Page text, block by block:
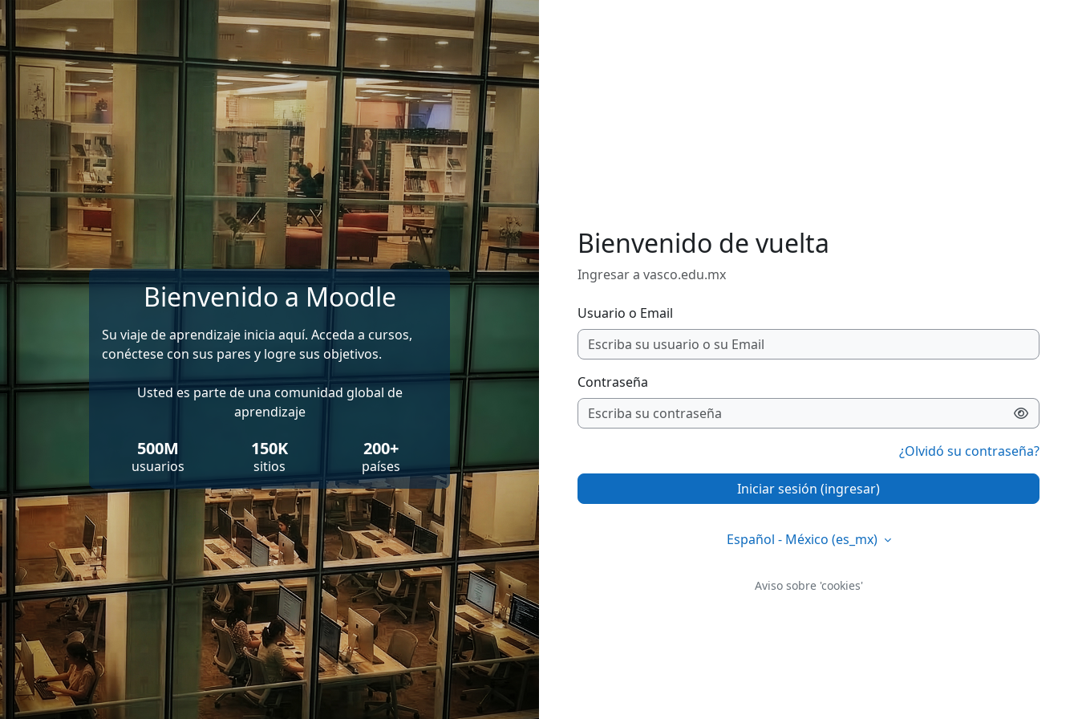
Saltar al contenido principal
Bienvenido a Moodle
Su viaje de aprendizaje inicia aquí. Acceda a cursos,
conéctese con sus pares y logre sus objetivos.
Usted es parte de una comunidad global de
aprendizaje
500M
usuarios
150K
sitios
200+
países
Bienvenido de vuelta
Ingresar a vasco.edu.mx
Usuario o Email
Contraseña
¿Olvidó su contraseña?
Iniciar sesión (ingresar)
Español - México ‎(es_mx)‎
Aviso sobre 'cookies'